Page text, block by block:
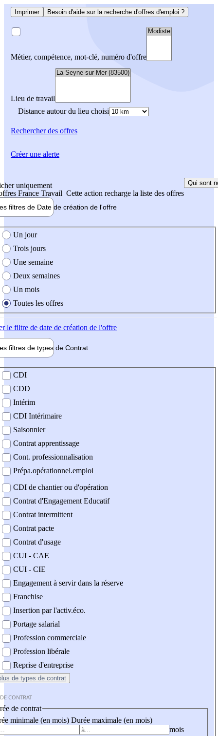
Imprimer Besoin d'aide sur la recherche d'offres d'emploi ?
Métier, compétence, mot-clé, numéro d'offre
Lieu de travail
Distance autour du lieu choisi
Rechercherdes offres
uniquement
France Travail Cette action recharge la liste des offres
Qui sont
filtres de Date de création de l'offre
création de l'offre
Un jour
Trois jours
Une semaine
Deux semaines
Un mois
Toutes les offres
le filtre de date de création de l'offre
filtres de types de Contrat
contrat
CDI
CDD
Intérim
CDI Intérimaire
Saisonnier
Contrat apprentissage
Cont. professionnalisation
Prépa.opérationnel.emploi
CDI de chantier ou d'opération
Contrat d'Engagement Educatif
Contrat intermittent
Contrat pacte
Contrat d'usage
CUI - CAE
CUI - CIE
Engagement à servir dans la réserve
Franchise
Insertion par l'activ.éco.
Portage salarial
Profession commerciale
Profession libérale
Reprise d'entreprise
de types de contrat
CONTRAT
de contrat
minimale (en mois) Durée maximale (en mois)
mois
Créer une alerte